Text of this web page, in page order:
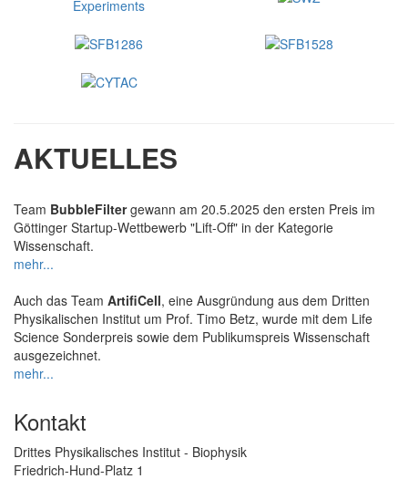
AKTUELLES
Team BubbleFiltergewann am 20.5.2025 den ersten Preis im
Göttinger Startup-Wettbewerb "Lift-Off" in der Kategorie
Wissenschaft.
mehr...
Auch das Team ArtifiCell, eine Ausgründung aus dem Dritten
Physikalischen Institut um Prof. Timo Betz, wurde mit dem Life
Science Sonderpreis sowie dem Publikumspreis Wissenschaft
ausgezeichnet.
mehr...
Kontakt
Drittes Physikalisches Institut - Biophysik
Friedrich-Hund-Platz 1